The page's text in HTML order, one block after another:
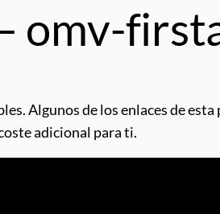
omv-
Algunos de los enlaces de esta
adicional para ti.